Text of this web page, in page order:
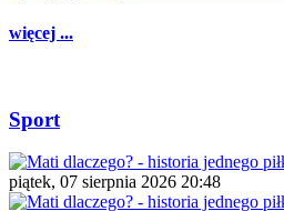
więcej ...
Sport
piątek, 07 sierpnia 2026 20:48